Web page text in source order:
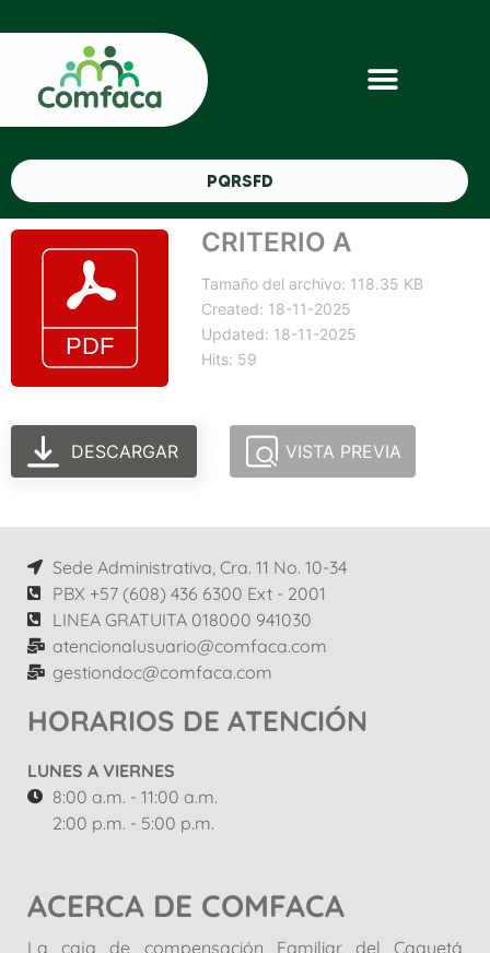
PQRSFD
CRITERIO A
Tamaño del archivo: 118.35 KB
Created: 18-11-2025
Updated: 18-11-2025
Hits: 59
DESCARGAR VISTA PREVIA
Sede Administrativa, Cra. 11 No. 10-34
PBX +57 (608) 436 6300 Ext - 2001
LINEA GRATUITA 018000 941030
atencionalusuario@comfaca.com
gestiondoc@comfaca.com
HORARIOS DE ATENCIÓN
LUNES A VIERNES
8:00 a.m. - 11:00 a.m.
2:00 p.m. - 5:00 p.m.
ACERCA DE COMFACA
La caja de compensación Familiar del Caquetá